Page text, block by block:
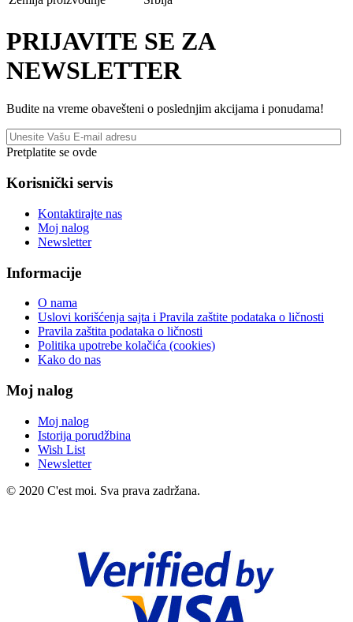
PRIJAVITE SE ZA
NEWSLETTER
Budite na vreme obavešteni o poslednjim akcijama i ponudama!
Pretplatite se ovde
Korisnički servis
Kontaktirajte nas
Moj nalog
Newsletter
Informacije
O nama
Uslovi korišćenja sajta i Pravila zaštite podataka o ličnosti
Pravila zaštita podataka o ličnosti
Politika upotrebe kolačića (cookies)
Kako do nas
Moj nalog
Moj nalog
Istorija porudžbina
Wish List
Newsletter
© 2020 C'est moi. Sva prava zadržana.